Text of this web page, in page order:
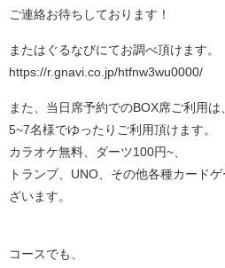
ご連絡お待ちしております！
またはぐるなびにてお調べ頂けます。
https://r.gnavi.co.jp/htfnw3wu0000/
また、当日席予約でのBOX席ご利用は、
5~7名様でゆったりご利用頂けます。
カラオケ無料、ダーツ100円~、
トランプ、UNO、その他各種カード
ざいます。
コースでも、